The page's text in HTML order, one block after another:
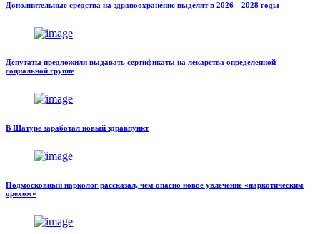
Дополнительные средства на здравоохранение выделят в 2026—2028 годы
Депутаты предложили выдавать сертификаты на лекарства определенной
социальной группе
В Шатуре заработал новый здравпункт
Подмосковный нарколог рассказал, чем опасно новое увлечение «наркотическим
орехом»